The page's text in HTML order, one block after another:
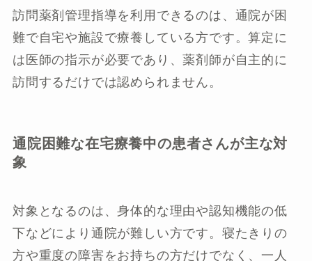
訪問薬剤管理指導を利用できるのは、通院が困
難で自宅や施設で療養している方です。算定に
は医師の指示が必要であり、薬剤師が自主的に
訪問するだけでは認められません。
通院困難な在宅療養中の患者さんが主な対
象
対象となるのは、身体的な理由や認知機能の低
下などにより通院が難しい方です。寝たきりの
方や重度の障害をお持ちの方だけでなく、一人